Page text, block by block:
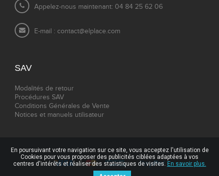
Appelez-nous maintenant: 04 84 25 62 06
E-mail : contact@elplace.com
SAV
Modalités de retour
Procédures SAV
Conditions Générales de Vente
Notices et manuels utilisateur
En poursuivant votre navigation sur ce site, vous acceptez l'utilisation de
Cookies pour vous proposer des publicités ciblées adaptées à vos
centres d'intérêts et réaliser des statistiques de visites. En savoir plus.